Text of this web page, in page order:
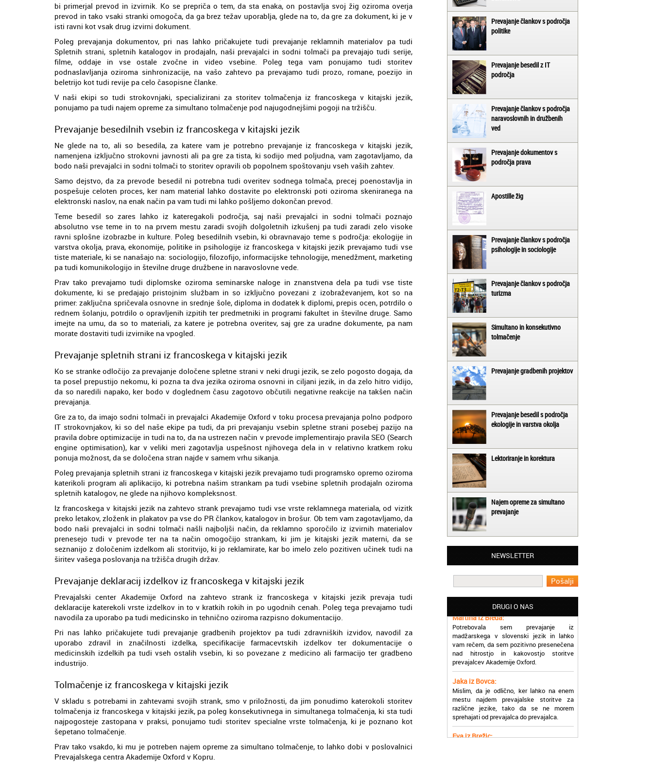
bi primerjal prevod in izvirnik. Ko se prepriča o tem, da sta enaka, on postavlja svoj žig oziroma overja
prevod in tako vsaki stranki omogoča, da ga brez težav uporablja, glede na to, da gre za dokument, ki je v
isti ravni kot vsak drug izvirni dokument.
Poleg prevajanja dokumentov, pri nas lahko pričakujete tudi prevajanje reklamnih materialov pa tudi
Spletnih strani, spletnih katalogov in prodajaln, naši prevajalci in sodni tolmači pa prevajajo tudi serije,
filme, oddaje in vse ostale zvočne in video vsebine. Poleg tega vam ponujamo tudi storitev
podnaslavljanja oziroma sinhronizacije, na vašo zahtevo pa prevajamo tudi prozo, romane, poezijo in
beletrijo kot tudi revije pa celo časopisne članke.
V naši ekipi so tudi strokovnjaki, specializirani za storitev tolmačenja iz francoskega v kitajski jezik,
ponujamo pa tudi najem opreme za simultano tolmačenje pod najugodnejšimi pogoji na tržišču.
Prevajanje besedilnih vsebin iz francoskega v kitajski jezik
Ne glede na to, ali so besedila, za katere vam je potrebno prevajanje iz francoskega v kitajski jezik,
namenjena izključno strokovni javnosti ali pa gre za tista, ki sodijo med poljudna, vam zagotavljamo, da
bodo naši prevajalci in sodni tolmači to storitev opravili ob popolnem spoštovanju vseh vaših zahtev.
Samo dejstvo, da za prevode besedil ni potrebna tudi overitev sodnega tolmača, precej poenostavlja in
pospešuje celoten proces, ker nam material lahko dostavite po elektronski poti oziroma skeniranega na
elektronski naslov, na enak način pa vam tudi mi lahko pošljemo dokončan prevod.
Teme besedil so zares lahko iz kateregakoli področja, saj naši prevajalci in sodni tolmači poznajo
absolutno vse teme in to na prvem mestu zaradi svojih dolgoletnih izkušenj pa tudi zaradi zelo visoke
ravni splošne izobrazbe in kulture. Poleg besedilnih vsebin, ki obravnavajo teme s področja: ekologije in
varstva okolja, prava, ekonomije, politike in psihologije iz francoskega v kitajski jezik prevajamo tudi vse
tiste materiale, ki se nanašajo na: sociologijo, filozofijo, informacijske tehnologije, menedžment, marketing
pa tudi komunikologijo in številne druge družbene in naravoslovne vede.
Prav tako prevajamo tudi diplomske oziroma seminarske naloge in znanstvena dela pa tudi vse tiste
dokumente, ki se predajajo pristojnim službam in so izključno povezani z izobraževanjem, kot so na
primer: zaključna spričevala osnovne in srednje šole, diploma in dodatek k diplomi, prepis ocen, potrdilo o
rednem šolanju, potrdilo o opravljenih izpitih ter predmetniki in programi fakultet in številne druge. Samo
imejte na umu, da so to materiali, za katere je potrebna overitev, saj gre za uradne dokumente, pa nam
morate dostaviti tudi izvirnike na vpogled.
Prevajanje spletnih strani iz francoskega v kitajski jezik
Ko se stranke odločijo za prevajanje določene spletne strani v neki drugi jezik, se zelo pogosto dogaja, da
ta posel prepustijo nekomu, ki pozna ta dva jezika oziroma osnovni in ciljani jezik, in da zelo hitro vidijo,
da so naredili napako, ker bodo v doglednem času zagotovo občutili negativne reakcije na takšen način
prevajanja.
Gre za to, da imajo sodni tolmači in prevajalci Akademije Oxford v toku procesa prevajanja polno podporo
IT strokovnjakov, ki so del naše ekipe pa tudi, da pri prevajanju vsebin spletne strani posebej pazijo na
pravila dobre optimizacije in tudi na to, da na ustrezen način v prevode implementirajo pravila SEO (Search
engine optimisation), kar v veliki meri zagotavlja uspešnost njihovega dela in v relativno kratkem roku
ponuja možnost, da se določena stran najde v samem vrhu sikanja.
Poleg prevajanja spletnih strani iz francoskega v kitajski jezik prevajamo tudi programsko opremo oziroma
katerikoli program ali aplikacijo, ki potrebna našim strankam pa tudi vsebine spletnih prodajaln oziroma
spletnih katalogov, ne glede na njihovo kompleksnost.
Iz francoskega v kitajski jezik na zahtevo strank prevajamo tudi vse vrste reklamnega materiala, od vizitk
preko letakov, zloženk in plakatov pa vse do PR člankov, katalogov in brošur. Ob tem vam zagotavljamo, da
bodo naši prevajalci in sodni tolmači našli najboljši način, da reklamno sporočilo iz izvirnih materialov
prenesejo tudi v prevode ter na ta način omogočijo strankam, ki jim je kitajski jezik materni, da se
seznanijo z določenim izdelkom ali storitvijo, ki jo reklamirate, kar bo imelo zelo pozitiven učinek tudi na
širitev vašega poslovanja na tržišča drugih držav.
Prevajanje deklaracij izdelkov iz francoskega v kitajski jezik
Prevajalski center Akademije Oxford na zahtevo strank iz francoskega v kitajski jezik prevaja tudi
deklaracije katerekoli vrste izdelkov in to v kratkih rokih in po ugodnih cenah. Poleg tega prevajamo tudi
navodila za uporabo pa tudi medicinsko in tehnično oziroma razpisno dokumentacijo.
Pri nas lahko pričakujete tudi prevajanje gradbenih projektov pa tudi zdravniških izvidov, navodil za
uporabo zdravil in značilnosti izdelka, specifikacije farmacevtskih izdelkov ter dokumentacije o
medicinskih izdelkih pa tudi vseh ostalih vsebin, ki so povezane z medicino ali farmacijo ter gradbeno
industrijo.
Tolmačenje iz francoskega v kitajski jezik
V skladu s potrebami in zahtevami svojih strank, smo v priložnosti, da jim ponudimo katerokoli storitev
tolmačenja iz francoskega v kitajski jezik, pa poleg konsekutivnega in simultanega tolmačenja, ki sta tudi
najpogosteje zastopana v praksi, ponujamo tudi storitev specialne vrste tolmačenja, ki je poznano kot
šepetano tolmačenje.
Prav tako vsakdo, ki mu je potreben najem opreme za simultano tolmačenje, to lahko dobi v poslovalnici
Prevajalskega centra Akademije Oxford v Kopru.
Prevajanje člankov s področja
politike
Prevajanje besedil z IT
področja
Prevajanje člankov s področja
naravoslovnih in družbenih
ved
Prevajanje dokumentov s
področja prava
Apostille žig
Prevajanje člankov s področja
psihologije in sociologije
Prevajanje člankov s področja
turizma
Simultano in konsekutivno
tolmačenje
Prevajanje gradbenih projektov
Prevajanje besedil s področja
ekologije in varstva okolja
Lektoriranje in korektura
Najem opreme za simultano
prevajanje
NEWSLETTER
DRUGI O NAS
Matjaž iz Ajdovščine:
Lahko pohvalim vse zaposlene v Akademiji
Oxford, ker so resnično profesionalni in
prevajalske storitve opravljajo hitro in
Martina iz Bleda:
madžarskega v slovenski jezik in lahko
vam rečem, da sem pozitivno presenečena
nad hitrostjo in kakovostjo storitve
prevajalcev Akademije Oxford.
Jaka iz Bovca:
Mislim, da je odlično, ker lahko na enem
mestu najdem prevajalske storitve za
različne jezike, tako da se ne morem
sprehajati od prevajalca do prevajalca.
Eva iz Brežic:
jezik, na spletu sem našla Oxford, jih